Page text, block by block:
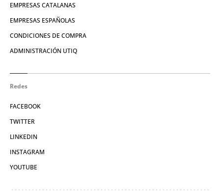
EMPRESAS CATALANAS
EMPRESAS ESPAÑOLAS
CONDICIONES DE COMPRA
ADMINISTRACIÓN UTIQ
Redes
FACEBOOK
TWITTER
LINKEDIN
INSTAGRAM
YOUTUBE